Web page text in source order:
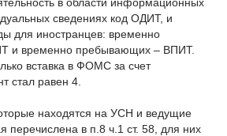
сведениях код ОДИТ, и
для иностранцев: временно
и временно пребывающих – ВПИТ.
вставка в ФОМС за счет
стал равен 4.
находятся на УСН и ведущие
перечислена в п.8 ч.1 ст. 58, для них